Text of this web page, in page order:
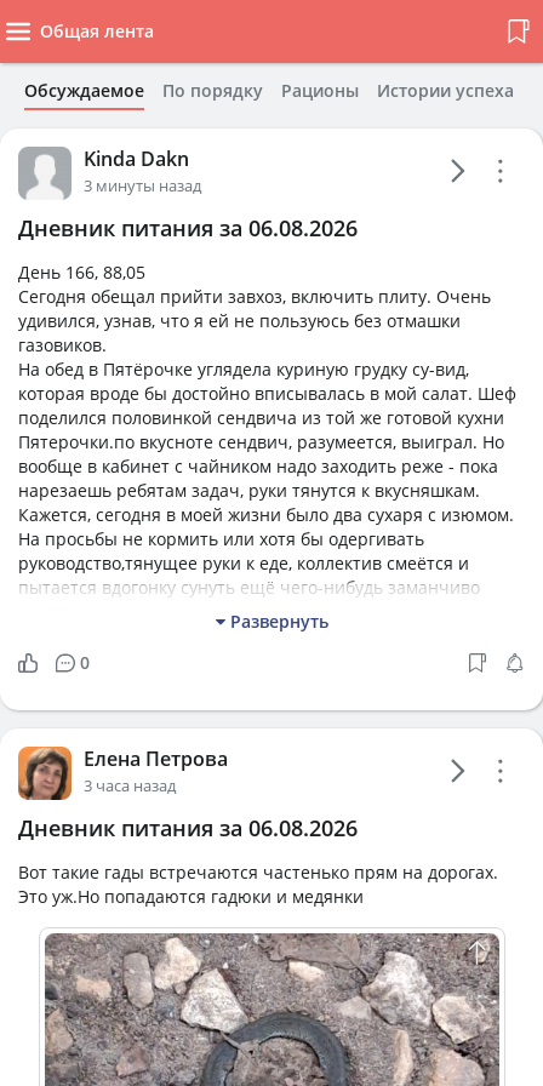
Общая лента
Обсуждаемое По порядку Рационы Истории успеха
Kinda Dakn
3 минуты назад
Дневник питания за 06.08.2026
День 166, 88,05
Сегодня обещал прийти завхоз, включить плиту. Очень
удивился, узнав, что я ей не пользуюсь без отмашки
газовиков.
На обед в Пятёрочке углядела куриную грудку су-вид,
которая вроде бы достойно вписывалась в мой салат. Шеф
поделился половинкой сендвича из той же готовой кухни
Пятерочки.по вкусноте сендвич, разумеется, выиграл. Но
вообще в кабинет с чайником надо заходить реже - пока
нарезаешь ребятам задач, руки тянутся к вкусняшкам.
Кажется, сегодня в моей жизни было два сухаря с изюмом.
На просьбы не кормить или хотя бы одергивать
руководство,тянущее руки к еде, коллектив смеётся и
пытается вдогонку сунуть ещё чего-нибудь заманчиво
Планы на вечер - дособрать шкаф. Я его, разумеется, не
подниму, но снизится количество расставленных вокруг
Калорийность
1527.7ккал
Рейтинг 26%
57.3 г
Открыть рацион
Развернуть
0
Елена Петрова
3 часа назад
Дневник питания за 06.08.2026
Вот такие гады встречаются частенько прям на дорогах.
Это уж.Но попадаются гадюки и медянки